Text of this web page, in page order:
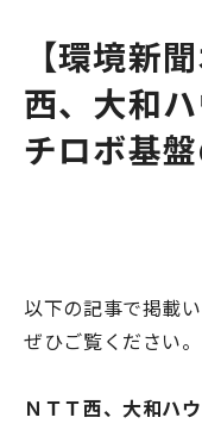
【環境新
西、大和
チロボ基
以下の記事で掲載
ぜひご覧ください。
ＮＴＴ西、大和ハ